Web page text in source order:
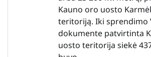
Kauno oro uosto
teritoriją. Iki sprendimo
dokumente patvirtinta
uosto teritorija siekė